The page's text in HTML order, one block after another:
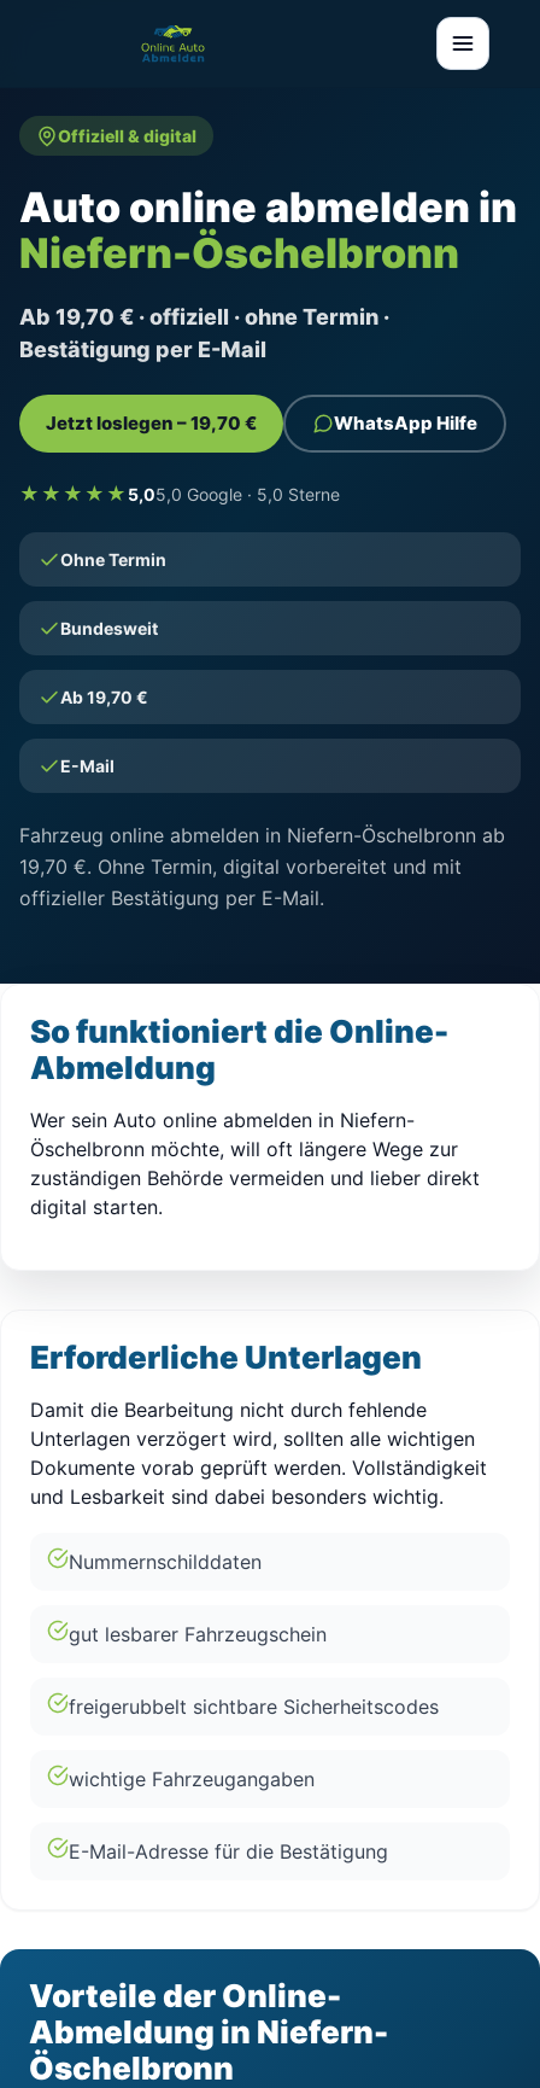
Offiziell & digital
Auto online abmelden in
Niefern-Öschelbronn
Ab 19,70 € · offiziell · ohne Termin ·
Bestätigung per E-Mail
Jetzt loslegen – 19,70 € WhatsApp Hilfe
★★★★★ 5,05,0 Google · 5,0 Sterne
Ohne Termin
Bundesweit
Ab 19,70 €
E-Mail
Fahrzeug online abmelden in Niefern-Öschelbronn ab
19,70 €. Ohne Termin, digital vorbereitet und mit
offizieller Bestätigung per E-Mail.
So funktioniert die Online-
Abmeldung
Wer sein Auto online abmelden in Niefern-
Öschelbronn möchte, will oft längere Wege zur
zuständigen Behörde vermeiden und lieber direkt
digital starten.
Erforderliche Unterlagen
Damit die Bearbeitung nicht durch fehlende
Unterlagen verzögert wird, sollten alle wichtigen
Dokumente vorab geprüft werden. Vollständigkeit
und Lesbarkeit sind dabei besonders wichtig.
Nummernschilddaten
gut lesbarer Fahrzeugschein
freigerubbelt sichtbare Sicherheitscodes
wichtige Fahrzeugangaben
E-Mail-Adresse für die Bestätigung
Vorteile der Online-
Abmeldung in Niefern-
Öschelbronn